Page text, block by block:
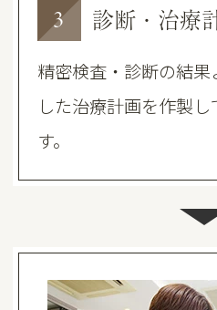
3 診断・治療
精密検査・診断の結
した治療計画を作製
す。